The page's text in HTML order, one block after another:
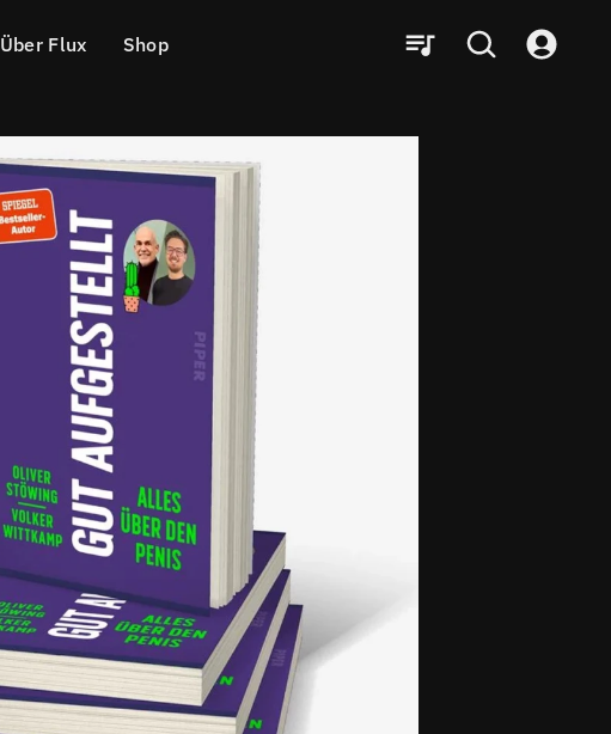
Über Flux Shop